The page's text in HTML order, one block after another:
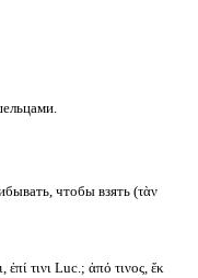
чтобы взять (τὰν
ἐπί τινι Luc.; ἀπό τινος, ἔκ